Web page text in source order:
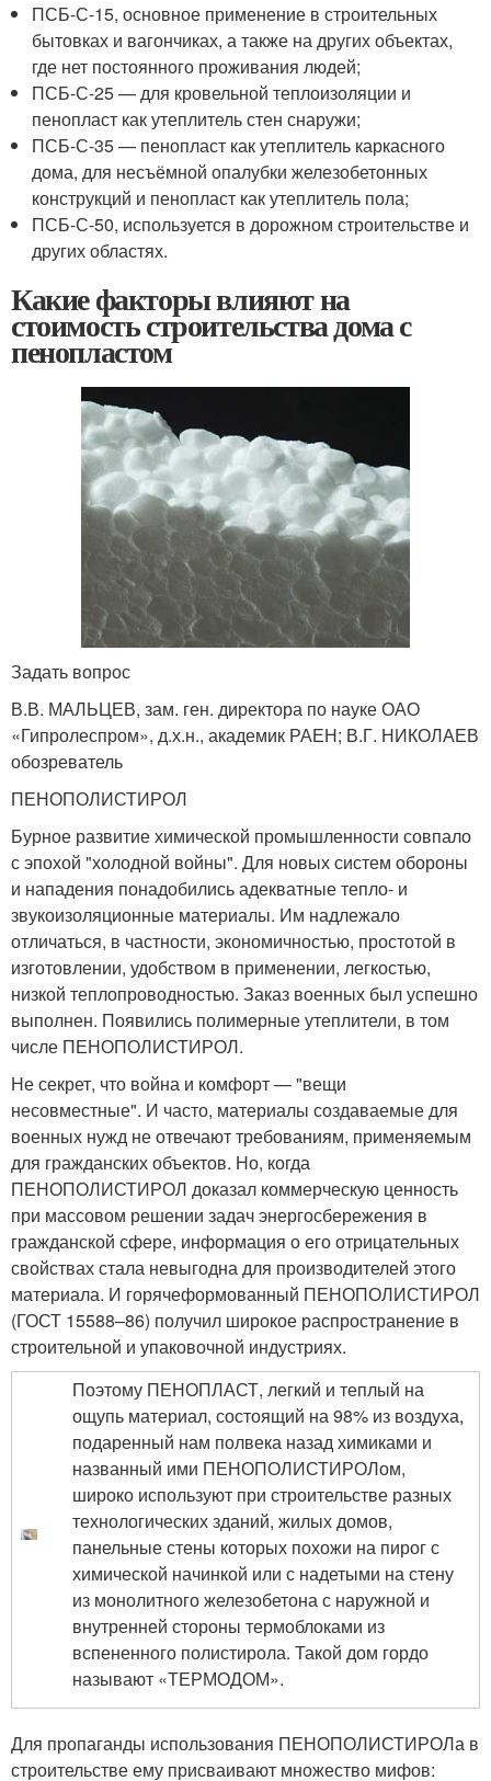
ПСБ-С-15, основное применение в строительных
бытовках и вагончиках, а также на других объектах,
где нет постоянного проживания людей;
ПСБ-С-25 — для кровельной теплоизоляции и
пенопласт как утеплитель стен снаружи;
ПСБ-С-35 — пенопласт как утеплитель каркасного
дома, для несъёмной опалубки железобетонных
конструкций и пенопласт как утеплитель пола;
ПСБ-С-50, используется в дорожном строительстве и
других областях.
Какие факторы влияют на
стоимость строительства дома с
пенопластом
Задать вопрос
В.В. МАЛЬЦЕВ, зам. ген. директора по науке ОАО
«Гипролеспром», д.х.н., академик РАЕН; В.Г. НИКОЛАЕВ
обозреватель
ПЕНОПОЛИСТИРОЛ
Бурное развитие химической промышленности совпало
с эпохой "холодной войны". Для новых систем обороны
и нападения понадобились адекватные тепло- и
звукоизоляционные материалы. Им надлежало
отличаться, в частности, экономичностью, простотой в
изготовлении, удобством в применении, легкостью,
низкой теплопроводностью. Заказ военных был успешно
выполнен. Появились полимерные утеплители, в том
числе ПЕНОПОЛИСТИРОЛ.
Не секрет, что война и комфорт — "вещи
несовместные". И часто, материалы создаваемые для
военных нужд не отвечают требованиям, применяемым
для гражданских объектов. Но, когда
ПЕНОПОЛИСТИРОЛ доказал коммерческую ценность
при массовом решении задач энергосбережения в
гражданской сфере, информация о его отрицательных
свойствах стала невыгодна для производителей этого
материала. И горячеформованный ПЕНОПОЛИСТИРОЛ
(ГОСТ 15588–86) получил широкое распространение в
строительной и упаковочной индустриях.
Поэтому ПЕНОПЛАСТ, легкий и теплый на
ощупь материал, состоящий на 98% из воздуха,
подаренный нам полвека назад химиками и
названный ими ПЕНОПОЛИСТИРОЛом,
широко используют при строительстве разных
технологических зданий, жилых домов,
панельные стены которых похожи на пирог с
химической начинкой или с надетыми на стену
из монолитного железобетона с наружной и
внутренней стороны термоблоками из
вспененного полистирола. Такой дом гордо
называют «ТЕРМОДОМ».
Для пропаганды использования ПЕНОПОЛИСТИРОЛа в
строительстве ему присваивают множество мифов: